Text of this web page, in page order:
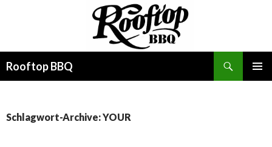
Rooftop BBQ
Schlagwort-Archive: YOUR